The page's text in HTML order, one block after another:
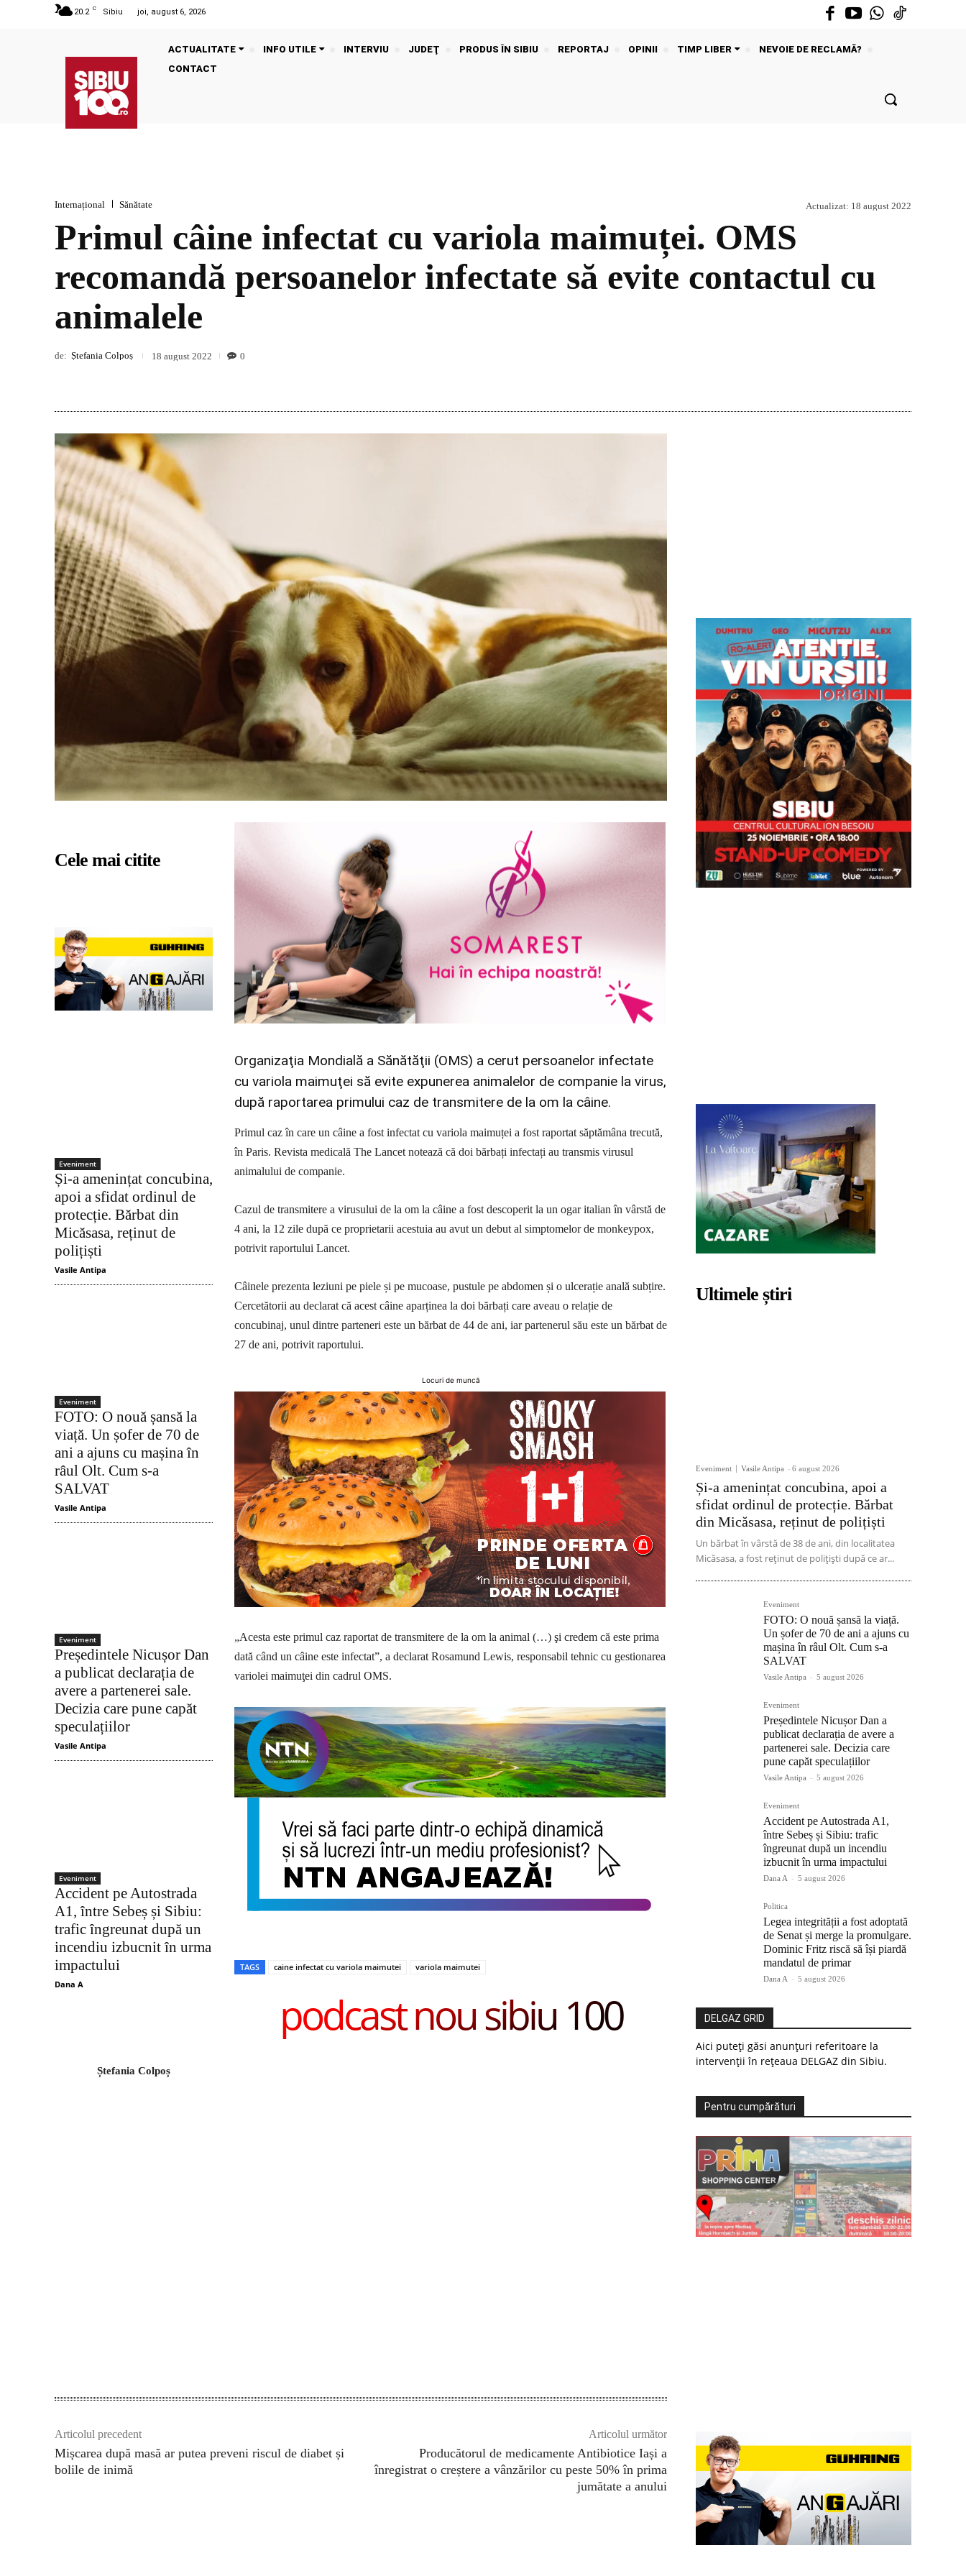
20.2 C Sibiu joi, august 6, 2026
ACTUALITATE INFO UTILE INTERVIU JUDEŢ PRODUS ÎN SIBIU REPORTAJ OPINII TIMP LIBER
NEVOIE DE RECLAMĂ?
CONTACT
Internațional Sănătate Actualizat: 18 august 2022
Primul câine infectat cu variola maimuței. OMS
recomandă persoanelor infectate să evite contactul cu
animalele
de: Ștefania Colpoș 18 august 2022 0
Cele mai citite
Eveniment
Și-a amenințat concubina,
apoi a sfidat ordinul de
protecție. Bărbat din
Micăsasa, reținut de
polițiști
Vasile Antipa
Eveniment
FOTO: O nouă șansă la
viață. Un șofer de 70 de
ani a ajuns cu mașina în
râul Olt. Cum s-a
SALVAT
Vasile Antipa
Eveniment
Președintele Nicușor Dan
a publicat declarația de
avere a partenerei sale.
Decizia care pune capăt
speculațiilor
Vasile Antipa
Eveniment
Accident pe Autostrada
A1, între Sebeș și Sibiu:
trafic îngreunat după un
incendiu izbucnit în urma
impactului
Dana A
Ștefania Colpoș
Organizaţia Mondială a Sănătăţii (OMS) a cerut persoanelor infectate
cu variola maimuţei să evite expunerea animalelor de companie la virus,
după raportarea primului caz de transmitere de la om la câine.
Primul caz în care un câine a fost infectat cu variola maimuței a fost raportat săptămâna trecută,
în Paris. Revista medicală The Lancet notează că doi bărbați infectați au transmis virusul
animalului de companie.
Cazul de transmitere a virusului de la om la câine a fost descoperit la un ogar italian în vârstă de
4 ani, la 12 zile după ce proprietarii acestuia au avut un debut al simptomelor de monkeypox,
potrivit raportului Lancet.
Câinele prezenta leziuni pe piele și pe mucoase, pustule pe abdomen și o ulcerație anală subțire.
Cercetătorii au declarat că acest câine aparținea la doi bărbați care aveau o relație de
concubinaj, unul dintre parteneri este un bărbat de 44 de ani, iar partenerul său este un bărbat de
27 de ani, potrivit raportului.
Locuri de muncă
„Acesta este primul caz raportat de transmitere de la om la animal (…) şi credem că este prima
dată când un câine este infectat”, a declarat Rosamund Lewis, responsabil tehnic cu gestionarea
variolei maimuţei din cadrul OMS.
TAGS caine infectat cu variola maimutei variola maimutei
podcast nou sibiu 100
Ultimele știri
Eveniment Vasile Antipa - 6 august 2026
Și-a amenințat concubina, apoi a
sfidat ordinul de protecție. Bărbat
din Micăsasa, reținut de polițiști
Un bărbat în vârstă de 38 de ani, din localitatea
Micăsasa, a fost reținut de polițiști după ce ar...
Eveniment
FOTO: O nouă șansă la viață.
Un șofer de 70 de ani a ajuns cu
mașina în râul Olt. Cum s-a
SALVAT
Vasile Antipa - 5 august 2026
Eveniment
Președintele Nicușor Dan a
publicat declarația de avere a
partenerei sale. Decizia care
pune capăt speculațiilor
Vasile Antipa - 5 august 2026
Eveniment
Accident pe Autostrada A1,
între Sebeș și Sibiu: trafic
îngreunat după un incendiu
izbucnit în urma impactului
Dana A - 5 august 2026
Politica
Legea integrității a fost adoptată
de Senat și merge la promulgare.
Dominic Fritz riscă să își piardă
mandatul de primar
Dana A - 5 august 2026
DELGAZ GRID
Aici puteți găsi anunțuri referitoare la
intervenții în rețeaua DELGAZ din Sibiu.
Pentru cumpărături
Articolul precedent
Mișcarea după masă ar putea preveni riscul de diabet și
bolile de inimă
Articolul următor
Producătorul de medicamente Antibiotice Iași a
înregistrat o creștere a vânzărilor cu peste 50% în prima
jumătate a anului